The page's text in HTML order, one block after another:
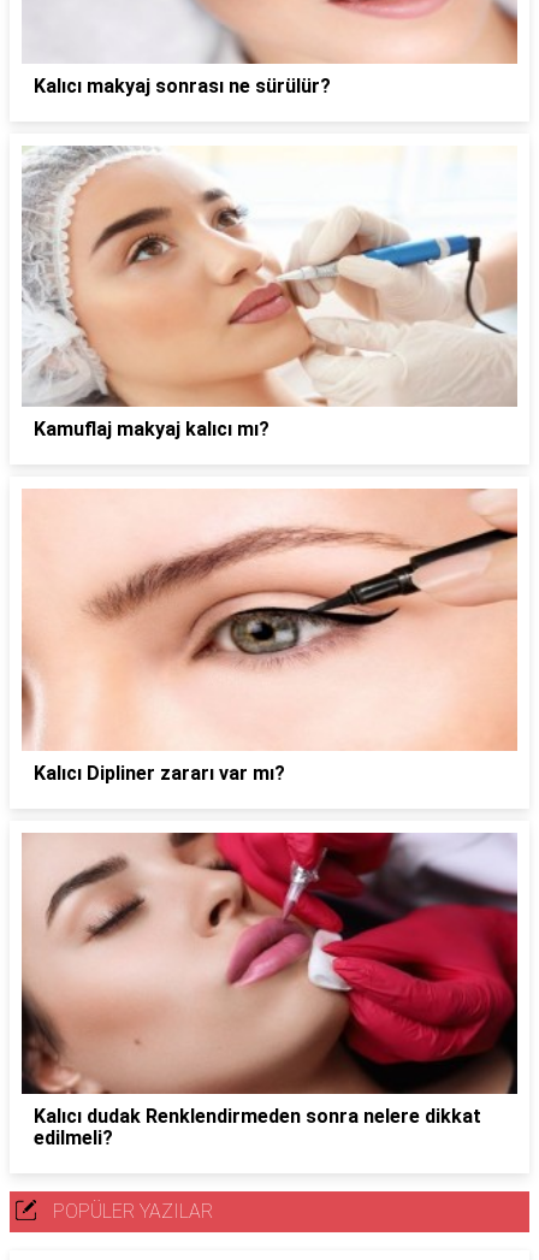
Kalıcı makyaj sonrası ne sürülür?
Kamuflaj makyaj kalıcı mı?
Kalıcı Dipliner zararı var mı?
Kalıcı dudak Renklendirmeden sonra nelere dikkat
edilmeli?
POPÜLER YAZILAR